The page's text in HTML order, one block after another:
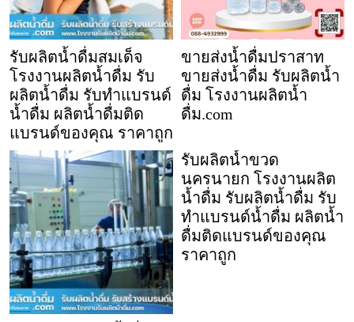
รับผลิตน้ำดื่มสมเด็จ
โรงงานผลิตน้ำดื่ม รับ
ผลิตน้ำดื่ม รับทำแบรนด์
น้ำดื่ม ผลิตน้ำดื่มติด
แบรนด์ของคุณ ราคาถูก
ขายส่งน้ำดื่มปราสาท
ขายส่งน้ำดื่ม รับผลิตน้ำ
ดื่ม โรงงานผลิตน้ำ
ดื่ม.com
รับผลิตน้ำขวด
นครนายก โรงงานผลิต
น้ำดื่ม รับผลิตน้ำดื่ม รับ
ทำแบรนด์น้ำดื่ม ผลิตน้ำ
ดื่มติดแบรนด์ของคุณ
ราคาถูก